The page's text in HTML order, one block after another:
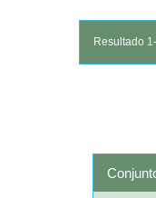
Resultado